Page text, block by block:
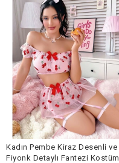
Kadın Pembe Kiraz Desenli ve
Fiyonk Detaylı Fantezi Kostüm